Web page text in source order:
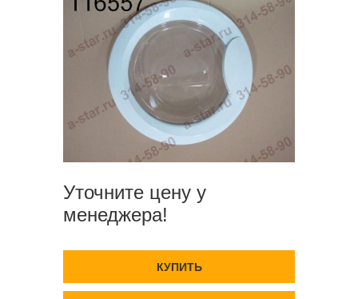
Уточните цену у
менеджера!
КУПИТЬ